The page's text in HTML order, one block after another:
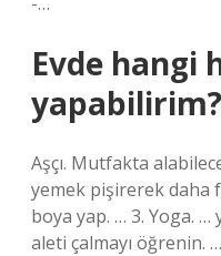
Evde hangi
yapabilirim?
Aşçı. Mutfakta
yemek pişirerek daha
boya yap. … 3. Yoga.
aleti çalmayı öğrenin.